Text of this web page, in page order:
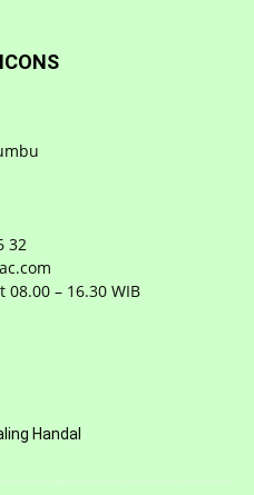
32
08.00 – 16.30 WIB
Handal